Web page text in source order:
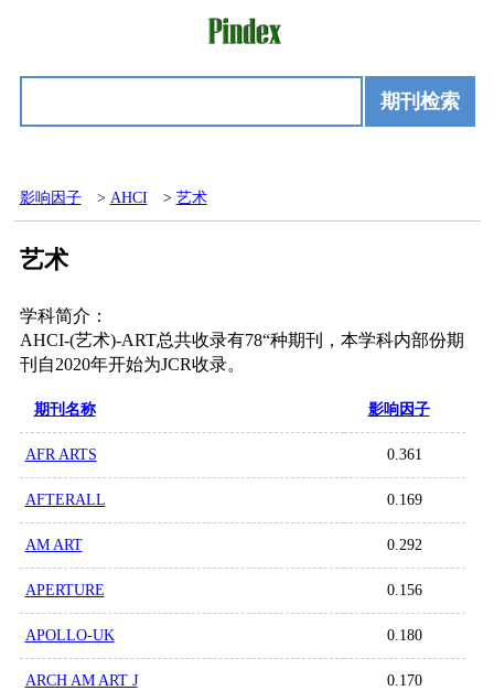
期刊检索
影响因子 > AHCI > 艺术
艺术
学科简介：
AHCI-(艺术)-ART总共收录有78“种期刊，本学科内部份期
刊自2020年开始为JCR收录。
期刊名称 影响因子
AFR ARTS 0.361
AFTERALL 0.169
AM ART 0.292
APERTURE 0.156
APOLLO-UK 0.180
ARCH AM ART J 0.170